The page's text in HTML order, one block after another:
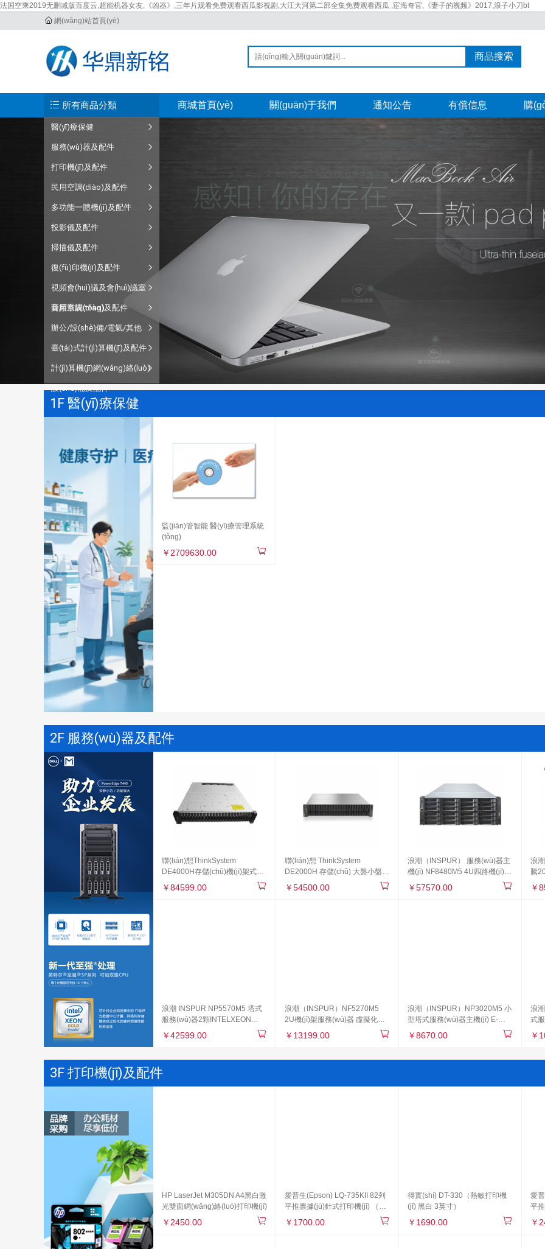
法国空乘2019无删减版百度云,超能机器女友,《凶器》,三年片观看免费观看西瓜影视剧,大江大河第二部全集免费观看西瓜 ,宦海奇官,《妻子的视频》2017,浪子小刀bt
網(wǎng)站首頁(yè)
商品搜索
所有商品分類
醫(yī)療保健
服務(wù)器及配件
打印機(jī)及配件
民用空調(diào)及配件
多功能一體機(jī)及配件
投影儀及配件
掃描儀及配件
復(fù)印機(jī)及配件
視頻會(huì)議及會(huì)議室
音頻系統(tǒng)
商用空調(diào)及配件
辦公/設(shè)備/電氣/其他
臺(tái)式計(jì)算機(jī)及配件
計(jì)算機(jī)網(wǎng)絡(luò)
設(shè)備及配件
商城首頁(yè) 關(guān)于我們 通知公告 有償信息 購
1F 醫(yī)療保健
監(jiān)管智能 醫(yī)療管理系統
(tǒng)
￥2709630.00
2F 服務(wù)器及配件
聯(lián)想ThinkSystem
DE4000H存儲(chǔ)機(jī)架式磁
盤陣列柜 4*10Gb iSCSI 16Gb
￥84599.00
聯(lián)想 ThinkSystem
DE2000H 存儲(chǔ) 大盤小盤機
(jī)架式2U磁盤陣列 改配 小盤/雙
￥54500.00
浪潮（INSPUR） 服務(wù)器主
機(jī) NF8480M5 4U四路機(jī)架
式 2.5英寸 固態(tài)硬盤 定制 雙
￥57570.00
浪
騰
￥
浪潮 INSPUR NP5570M5 塔式
服務(wù)器2顆INTELXEON
3204 32GB/硬盤2*1TB/RAID卡
*1 無(wú)光驅(qū)/無(wú)系統
￥42599.00
浪潮（INSPUR）NF5270M5
2U機(jī)架服務(wù)器 虛擬化
ERP數(shù)據(jù)庫(kù) 1顆至
強(qiáng)3204 6核1.9G CPU單
￥13199.00
浪潮（INSPUR）NP3020M5 小
型塔式服務(wù)器主機(jī) E-
1*1TB SATA硬盤
￥8670.00
浪
式
6
￥
3F 打印機(jī)及配件
HP LaserJet M305DN A4黑白激
光雙面網(wǎng)絡(luò)打印機(jī)
￥2450.00
愛普生(Epson) LQ-735KII 82列
平推票據(jù)針式打印機(jī) （針
式 票據(jù)打印機(jī) 黑白 A4）
￥1700.00
得實(shí) DT-330（熱敏打印機
(jī) 黑白 3英寸）
￥1690.00
愛
平
據
￥